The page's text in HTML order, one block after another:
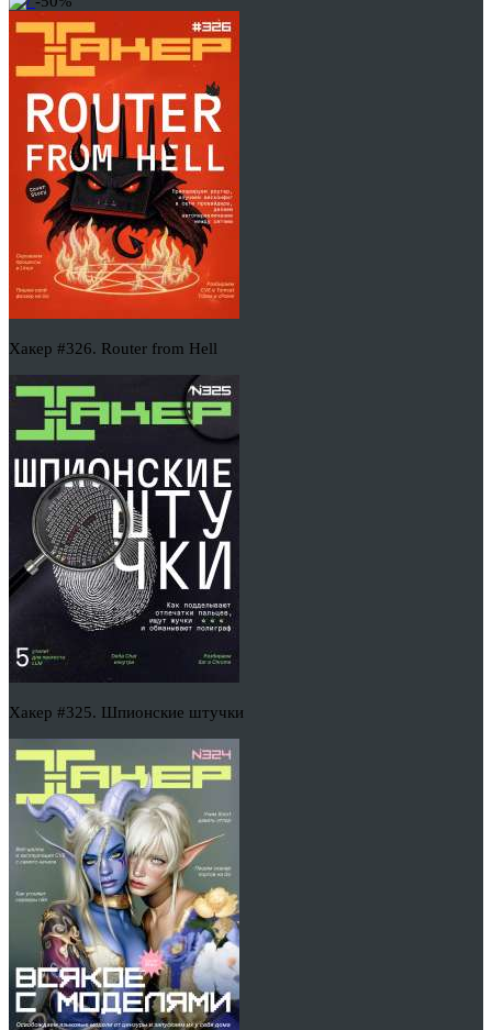
Хакер #326. Router from Hell
Хакер #325. Шпионские штучки